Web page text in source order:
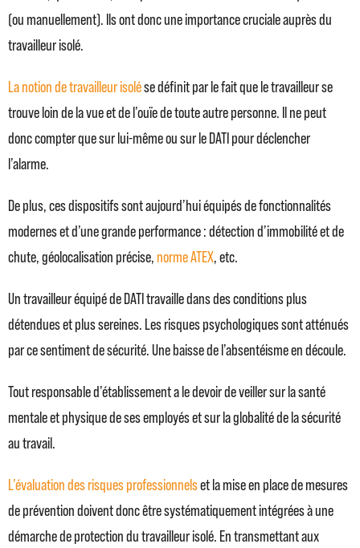
(ou manuellement). Ils ont donc une importance cruciale auprès du
travailleur isolé.
La notion de travailleur isolése définit par le fait que le travailleur se
trouve loin de la vue et de l’ouïe de toute autre personne. Il ne peut
donc compter que sur lui-même ou sur le DATI pour déclencher
l’alarme.
De plus, ces dispositifs sont aujourd’hui équipés de fonctionnalités
modernes et d’une grande performance : détection d’immobilité et de
chute, géolocalisation précise, norme ATEX, etc.
Un travailleur équipé de DATI travaille dans des conditions plus
détendues et plus sereines. Les risques psychologiques sont atténués
par ce sentiment de sécurité. Une baisse de l’absentéisme en découle.
Tout responsable d’établissement a le devoir de veiller sur la santé
mentale et physique de ses employés et sur la globalité de la sécurité
au travail.
L’évaluation des risques professionnelset la mise en place de mesures
de prévention doivent donc être systématiquement intégrées à une
démarche de protection du travailleur isolé. En transmettant aux